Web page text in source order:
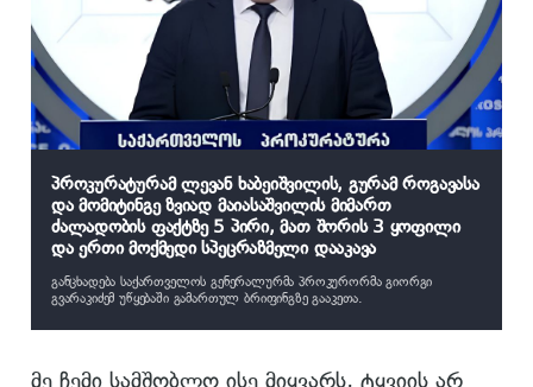
პროკურატურამ ლევან ხაბეიშვილის, გურამ როგავასა
და მომიტინგე ზვიად მაიასაშვილის მიმართ
ძალადობის ფაქტზე 5 პირი, მათ შორის 3 ყოფილი
და ერთი მოქმედი სპეცრაზმელი დააკავა
განცხადება საქართველოს გენერალურმა პროკურორმა გიორგი
გვარაკიძემ უწყებაში გამართულ ბრიფინგზე გააკეთა.
მე ჩემი სამშობლო ისე მიყვარს, ტყვიის არ